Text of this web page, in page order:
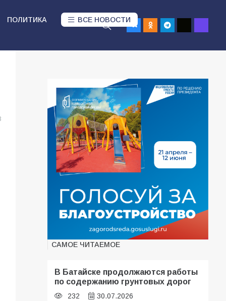
ПОЛИТИКА ВСЕ НОВОСТИ
САМОЕ ЧИТАЕМОЕ
В Батайске продолжаются работы
по содержанию грунтовых дорог
232 30.07.2026